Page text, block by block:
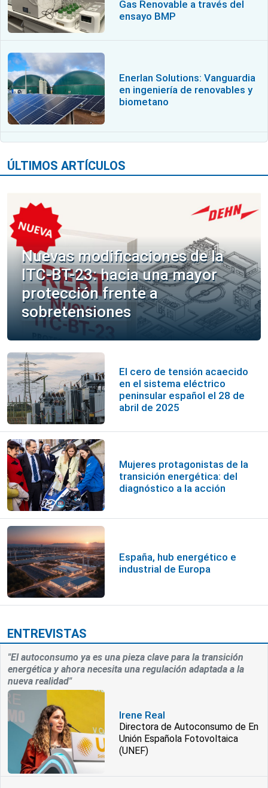
Gas Renovable a través del
ensayo BMP
Enerlan Solutions: Vanguardia
en ingeniería de renovables y
biometano
ÚLTIMOS ARTÍCULOS
Nuevas modificaciones de la
ITC-BT-23: hacia una mayor
protección frente a
sobretensiones
El cero de tensión acaecido
en el sistema eléctrico
peninsular español el 28 de
abril de 2025
Mujeres protagonistas de la
transición energética: del
diagnóstico a la acción
España, hub energético e
industrial de Europa
ENTREVISTAS
"El autoconsumo ya es una pieza clave para la transición
energética y ahora necesita una regulación adaptada a la
nueva realidad"
Irene Real
Directora de Autoconsumo de En
Unión Española Fotovoltaica
(UNEF)